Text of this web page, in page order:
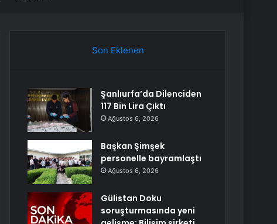
Son Eklenen
Şanlıurfa’da Dilenciden
117 Bin Lira Çıktı
Ağustos 6, 2026
Başkan Şimşek
personelle bayramlaştı
Ağustos 6, 2026
Gülistan Doku
soruşturmasında yeni